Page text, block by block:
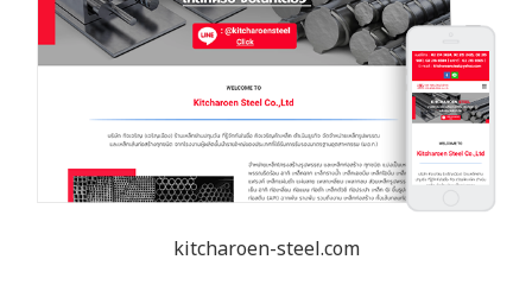
kitcharoen-steel.com